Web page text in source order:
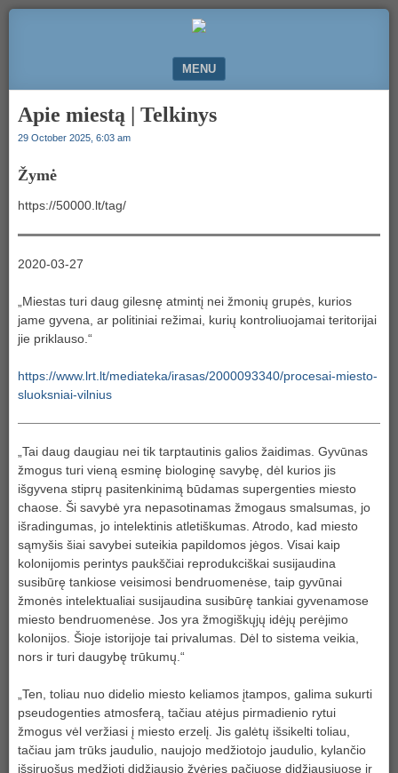
MENU
Apie miestą | Telkinys
29 October 2025, 6:03 am
Žymė
https://50000.lt/tag/
2020-03-27
„Miestas turi daug gilesnę atmintį nei žmonių grupės, kurios
jame gyvena, ar politiniai režimai, kurių kontroliuojamai teritorijai
jie priklauso.“
https://www.lrt.lt/mediateka/irasas/2000093340/procesai-miesto-
sluoksniai-vilnius
„Tai daug daugiau nei tik tarptautinis galios žaidimas. Gyvūnas
žmogus turi vieną esminę biologinę savybę, dėl kurios jis
išgyvena stiprų pasitenkinimą būdamas supergenties miesto
chaose. Ši savybė yra nepasotinamas žmogaus smalsumas, jo
išradingumas, jo intelektinis atletiškumas. Atrodo, kad miesto
sąmyšis šiai savybei suteikia papildomos jėgos. Visai kaip
kolonijomis perintys paukščiai reprodukciškai susijaudina
susibūrę tankiose veisimosi bendruomenėse, taip gyvūnai
žmonės intelektualiai susijaudina susibūrę tankiai gyvenamose
miesto bendruomenėse. Jos yra žmogiškųjų idėjų perėjimo
kolonijos. Šioje istorijoje tai privalumas. Dėl to sistema veikia,
nors ir turi daugybę trūkumų.“
„Ten, toliau nuo didelio miesto keliamos įtampos, galima sukurti
pseudogenties atmosferą, tačiau atėjus pirmadienio rytui
žmogus vėl veržiasi į miesto erzelį. Jis galėtų išsikelti toliau,
tačiau jam trūks jaudulio, naujojo medžiotojo jaudulio, kylančio
išsiruošus medžioti didžiausio žvėries pačiuose didžiausiuose ir